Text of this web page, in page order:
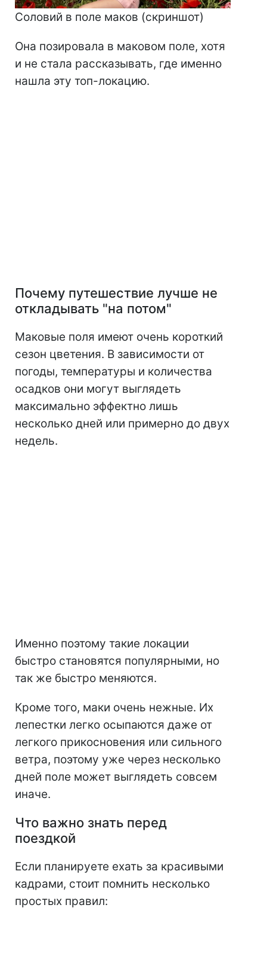
Соловий в поле маков (скриншот)
Она позировала в маковом поле, хотя
и не стала рассказывать, где именно
нашла эту топ-локацию.
Почему путешествие лучше не
откладывать "на потом"
Маковые поля имеют очень короткий
сезон цветения. В зависимости от
погоды, температуры и количества
осадков они могут выглядеть
максимально эффектно лишь
несколько дней или примерно до двух
недель.
Именно поэтому такие локации
быстро становятся популярными, но
так же быстро меняются.
Кроме того, маки очень нежные. Их
лепестки легко осыпаются даже от
легкого прикосновения или сильного
ветра, поэтому уже через несколько
дней поле может выглядеть совсем
иначе.
Что важно знать перед
поездкой
Если планируете ехать за красивыми
кадрами, стоит помнить несколько
простых правил: